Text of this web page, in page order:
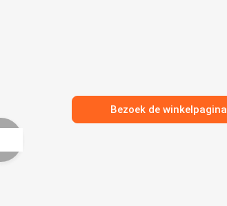
Bezoek de winkelpagina